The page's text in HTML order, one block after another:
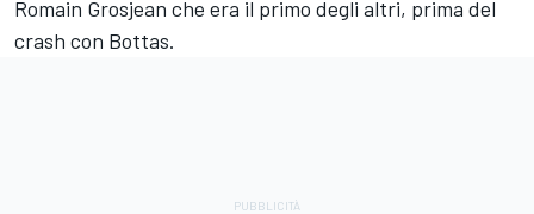
Romain Grosjean che era il primo degli altri, prima del
crash con Bottas.